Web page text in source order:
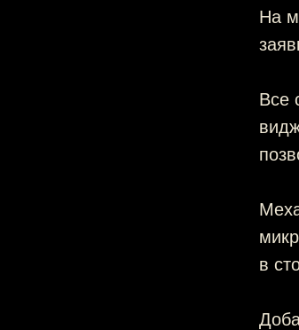
На
Все
в